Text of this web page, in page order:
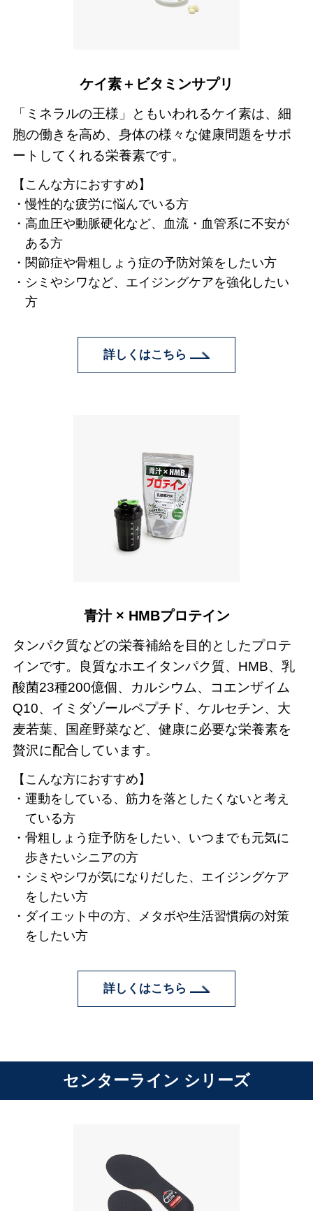
ケイ素＋ビタミンサプリ
「ミネラルの王様」ともいわれるケイ素は、細
胞の働きを高め、身体の様々な健康問題をサポ
ートしてくれる栄養素です。
【こんな方におすすめ】
慢性的な疲労に悩んでいる方
高血圧や動脈硬化など、血流・血管系に不安が
ある方
関節症や骨粗しょう症の予防対策をしたい方
シミやシワなど、エイジングケアを強化したい
方
詳しくはこちら
青汁 × HMBプロテイン
タンパク質などの栄養補給を目的としたプロテ
インです。良質なホエイタンパク質、HMB、乳
酸菌23種200億個、カルシウム、コエンザイム
Q10、イミダゾールペプチド、ケルセチン、大
麦若葉、国産野菜など、健康に必要な栄養素を
贅沢に配合しています。
【こんな方におすすめ】
運動をしている、筋力を落としたくないと考え
ている方
骨粗しょう症予防をしたい、いつまでも元気に
歩きたいシニアの方
シミやシワが気になりだした、エイジングケア
をしたい方
ダイエット中の方、メタボや生活習慣病の対策
をしたい方
詳しくはこちら
センターライン シリーズ